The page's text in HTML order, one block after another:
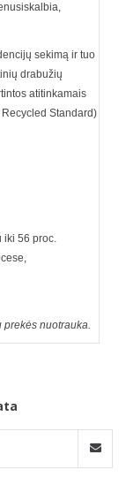
sekimą ir tuo
drabužių
atitinkamais
Standard)
iki 56 proc.
prekės nuotrauka.